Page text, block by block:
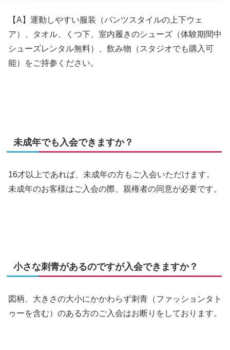
【A】運動しやすい服装（パンツスタイルの上下ウェ
ア）、タオル、くつ下、室内履きのシューズ（体験期間中
シューズレンタル無料）、飲み物（スタジオでも購入可
能）をご持参ください。
未成年でも入会できますか？
16才以上であれば、未成年の方もご入会いただけます。
未成年のお客様はご入会の際、親権者の同意が必要です。
小さな刺青があるのですが入会できますか？
図柄、大きさの大小にかかわらず刺青（ファッションタト
ゥーを含む）のある方のご入会はお断りをしております。